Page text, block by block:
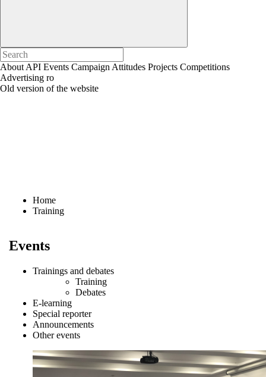
About API Events Campaign Attitudes Projects Competitions
Advertising ro
Old version of the website
Home
Training
Events
Trainings and debates
Training
Debates
E-learning
Special reporter
Announcements
Other events